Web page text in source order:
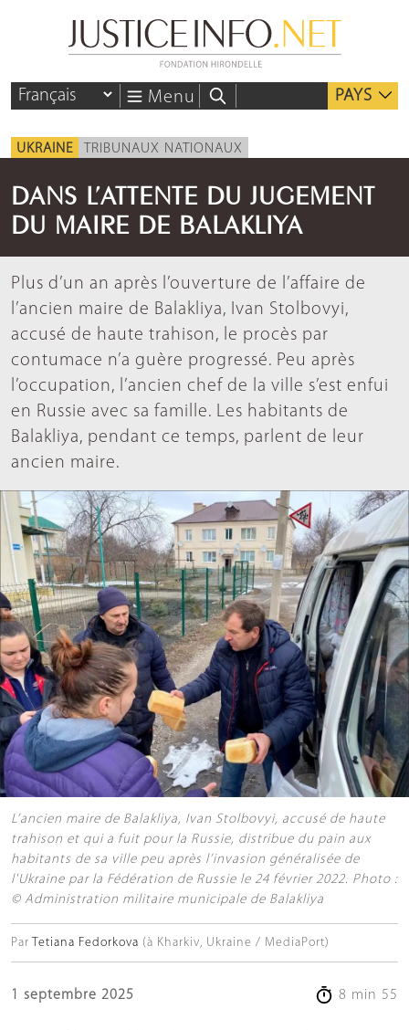
Menu PAYS
UKRAINE TRIBUNAUX NATIONAUX
DANS L’ATTENTE DU JUGEMENT
DU MAIRE DE BALAKLIYA
Plus d’un an après l’ouverture de l’affaire de
l’ancien maire de Balakliya, Ivan Stolbovyi,
accusé de haute trahison, le procès par
contumace n’a guère progressé. Peu après
l’occupation, l’ancien chef de la ville s’est enfui
en Russie avec sa famille. Les habitants de
Balakliya, pendant ce temps, parlent de leur
ancien maire.
L’ancien maire de Balakliya, Ivan Stolbovyi, accusé de haute
trahison et qui a fuit pour la Russie, distribue du pain aux
habitants de sa ville peu après l’invasion généralisée de
l'Ukraine par la Fédération de Russie le 24 février 2022. Photo :
© Administration militaire municipale de Balakliya
Par Tetiana Fedorkova (à Kharkiv, Ukraine / MediaPort)
1 septembre 2025 8 min 55